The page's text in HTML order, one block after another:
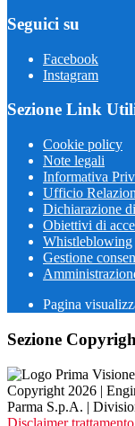
Seguici su
Facebook
Instagram
Sezione Link
Cookie policy
Note legali
Informativa
Ufficio
Dichiarazione
Obiettivi di
Whistleblowing
Gestione
Pagina
Sezione
Copyright 2026 |
Parma S.p.A. |
Disclaimer